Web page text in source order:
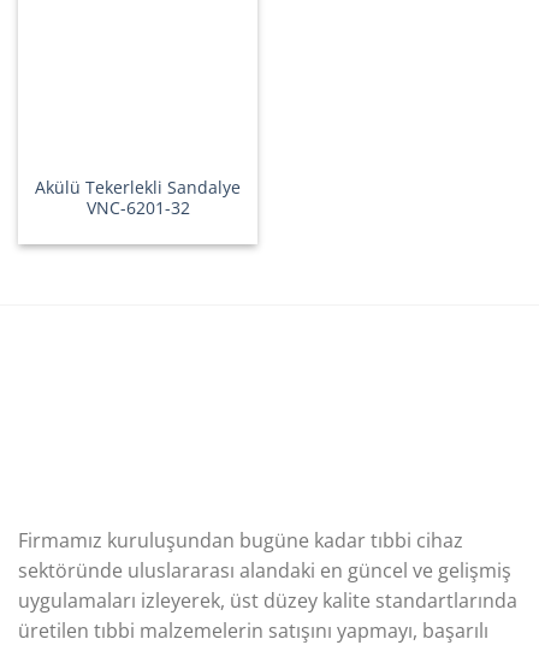
Akülü Tekerlekli Sandalye
VNC-6201-32
Firmamız kuruluşundan bugüne kadar tıbbi cihaz
sektöründe uluslararası alandaki en güncel ve gelişmiş
uygulamaları izleyerek, üst düzey kalite standartlarında
üretilen tıbbi malzemelerin satışını yapmayı, başarılı